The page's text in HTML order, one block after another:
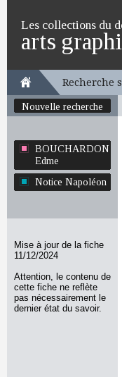
Les collections du
arts
Recherche
Nouvelle recherche
BOUCHARDON
Edme
Notice Napoléon
Mise à jour de la fiche
11/12/2024
Attention, le contenu de
cette fiche ne reflète
pas nécessairement le
dernier état du savoir.